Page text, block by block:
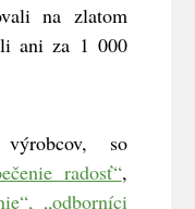
na zlatom
ani za 1 000
so
radosť“,
„odborníci